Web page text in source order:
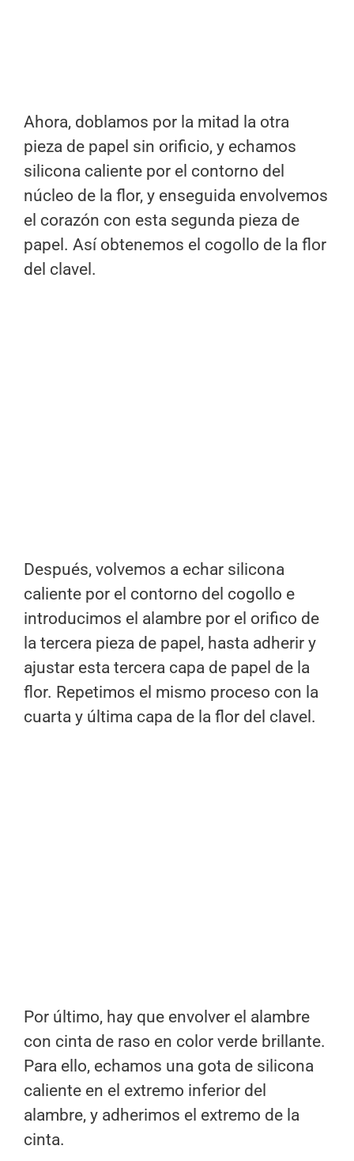
Ahora, doblamos por la mitad la otra
pieza de papel sin orificio, y echamos
silicona caliente por el contorno del
núcleo de la flor, y enseguida envolvemos
el corazón con esta segunda pieza de
papel. Así obtenemos el cogollo de la flor
del clavel.
Después, volvemos a echar silicona
caliente por el contorno del cogollo e
introducimos el alambre por el orifico de
la tercera pieza de papel, hasta adherir y
ajustar esta tercera capa de papel de la
flor. Repetimos el mismo proceso con la
cuarta y última capa de la flor del clavel.
Por último, hay que envolver el alambre
con cinta de raso en color verde brillante.
Para ello, echamos una gota de silicona
caliente en el extremo inferior del
alambre, y adherimos el extremo de la
cinta.